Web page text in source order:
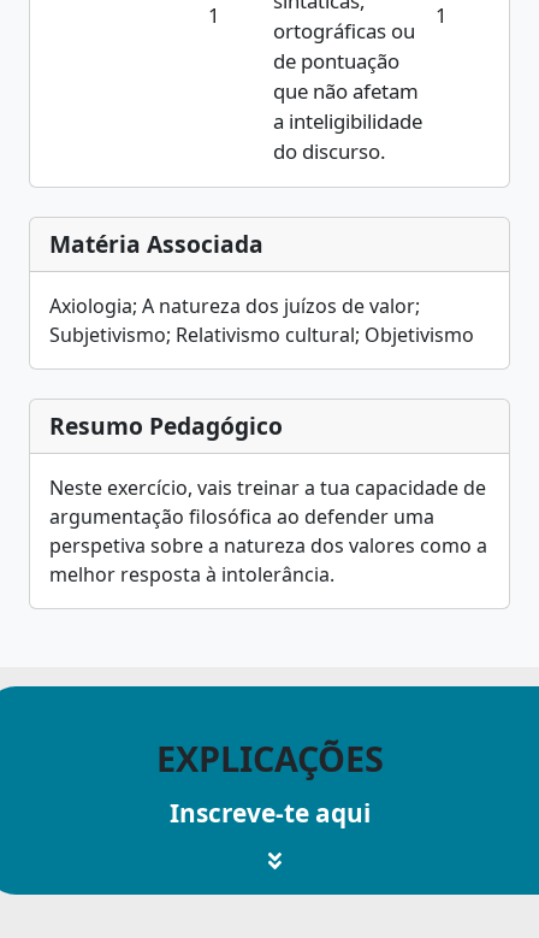
1
ortográficas ou
de pontuação
que não afetam
a inteligibilidade
do discurso.
1
Matéria Associada
Axiologia; A natureza dos juízos de valor;
Subjetivismo; Relativismo cultural; Objetivismo
Resumo Pedagógico
Neste exercício, vais treinar a tua capacidade de
argumentação filosófica ao defender uma
perspetiva sobre a natureza dos valores como a
melhor resposta à intolerância.
EXPLICAÇÕES
Inscreve-te aqui